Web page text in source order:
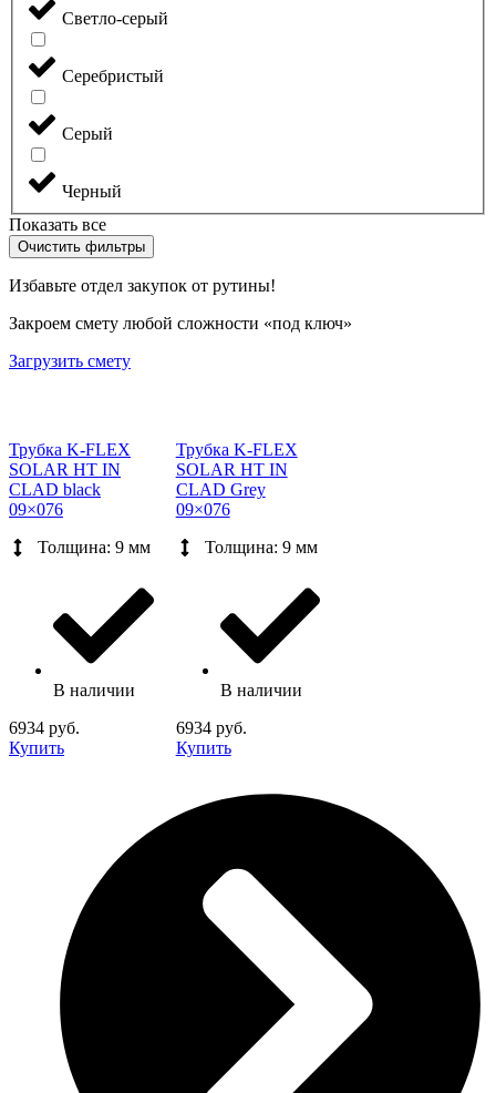
Светло-серый
Серебристый
Серый
Черный
Показать все
Очистить фильтры
Избавьте отдел закупок от рутины!
Закроем смету любой сложности «под ключ»
Загрузить смету
Трубка K-FLEX
SOLAR HT IN
CLAD black
09×076
Толщина: 9 мм
В наличии
6934 руб.
Купить
Трубка K-FLEX
SOLAR HT IN
CLAD Grey
09×076
Толщина: 9 мм
В наличии
6934 руб.
Купить